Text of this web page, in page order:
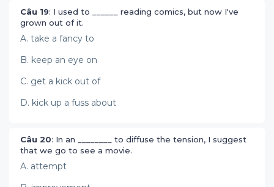
Câu 19: I used to ______ reading comics, but now I've
grown out of it.
A. take a fancy to
B. keep an eye on
C. get a kick out of
D. kick up a fuss about
Câu 20: In an ________ to diffuse the tension, I suggest
that we go to see a movie.
A. attempt